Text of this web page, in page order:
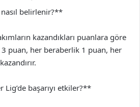
belirlenir?**
kazandıkları puanlara göre
puan, her beraberlik 1 puan, her
başarıyı etkiler?**